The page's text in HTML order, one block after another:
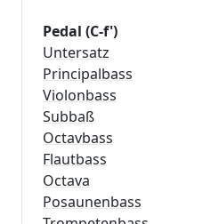
Pedal (C-f')
Untersatz
Principalbass
Violonbass
Subbaß
Octavbass
Flautbass
Octava
Posaunenbass